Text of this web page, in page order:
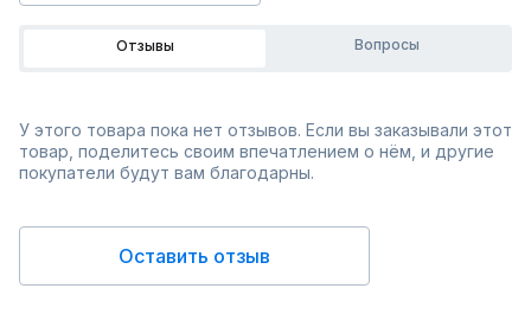
Отзывы Вопросы
У этого товара пока нет отзывов. Если вы заказывали этот
товар, поделитесь своим впечатлением о нём, и другие
покупатели будут вам благодарны.
Оставить отзыв